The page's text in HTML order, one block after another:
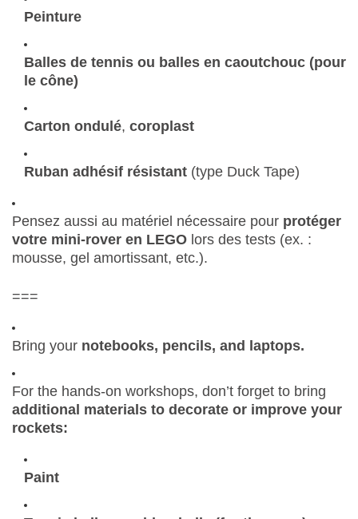
Peinture
Balles de tennis ou balles en caoutchouc (pour
le cône)
Carton ondulé, coroplast
Ruban adhésif résistant (type Duck Tape)
Pensez aussi au matériel nécessaire pour protéger
votre mini-rover en LEGO lors des tests (ex. :
mousse, gel amortissant, etc.).
===
Bring your notebooks, pencils, and laptops.
For the hands-on workshops, don’t forget to bring
additional materials to decorate or improve your
rockets:
Paint